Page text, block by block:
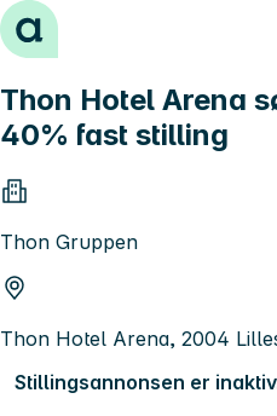
Hopp til innhold
Thon Hotel Arena
40% fast stilling
Thon Gruppen
Thon Hotel Arena, 2004
Stillingsannonsen er